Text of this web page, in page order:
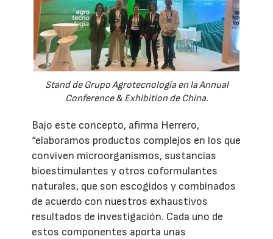
Stand de Grupo Agrotecnología en la Annual
Conference & Exhibition de China.
Bajo este concepto, afirma Herrero,
“elaboramos productos complejos en los que
conviven microorganismos, sustancias
bioestimulantes y otros coformulantes
naturales, que son escogidos y combinados
de acuerdo con nuestros exhaustivos
resultados de investigación. Cada uno de
estos componentes aporta unas